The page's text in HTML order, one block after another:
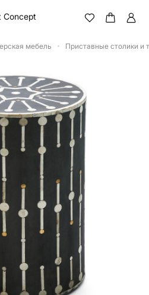
мебель Приставные столики и